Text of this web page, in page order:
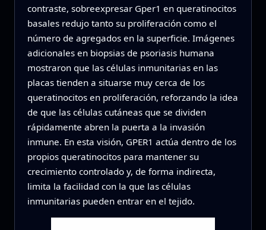
contraste, sobreexpresar Gper1 en queratinocitos
basales redujo tanto su proliferación como el
número de agregados en la superficie. Imágenes
adicionales en biopsias de psoriasis humana
mostraron que las células inmunitarias en las
placas tienden a situarse muy cerca de los
queratinocitos en proliferación, reforzando la idea
de que las células cutáneas que se dividen
rápidamente abren la puerta a la invasión
inmune. En esta visión, GPER1 actúa dentro de los
propios queratinocitos para mantener su
crecimiento controlado y, de forma indirecta,
limita la facilidad con la que las células
inmunitarias pueden entrar en el tejido.